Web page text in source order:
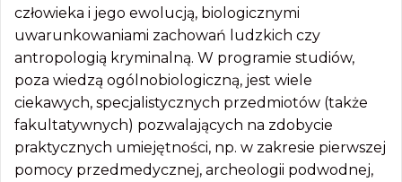
człowieka i jego ewolucją, biologicznymi
uwarunkowaniami zachowań ludzkich czy
antropologią kryminalną. W programie studiów,
poza wiedzą ogólnobiologiczną, jest wiele
ciekawych, specjalistycznych przedmiotów (także
fakultatywnych) pozwalających na zdobycie
praktycznych umiejętności, np. w zakresie pierwszej
pomocy przedmedycznej, archeologii podwodnej,